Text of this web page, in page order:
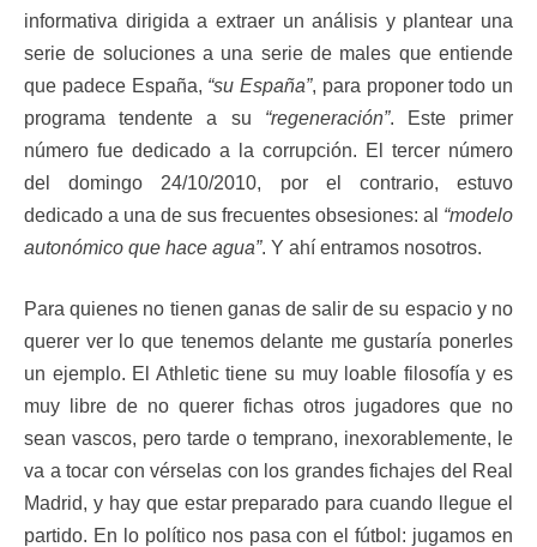
informativa dirigida a extraer un análisis y plantear una
serie de soluciones a una serie de males que entiende
que padece España, “su España”, para proponer todo un
programa tendente a su “regeneración”. Este primer
número fue dedicado a la corrupción. El tercer número
del domingo 24/10/2010, por el contrario, estuvo
dedicado a una de sus frecuentes obsesiones: al “modelo
autonómico que hace agua”. Y ahí entramos nosotros.
Para quienes no tienen ganas de salir de su espacio y no
querer ver lo que tenemos delante me gustaría ponerles
un ejemplo. El Athletic tiene su muy loable filosofía y es
muy libre de no querer fichas otros jugadores que no
sean vascos, pero tarde o temprano, inexorablemente, le
va a tocar con vérselas con los grandes fichajes del Real
Madrid, y hay que estar preparado para cuando llegue el
partido. En lo político nos pasa con el fútbol: jugamos en